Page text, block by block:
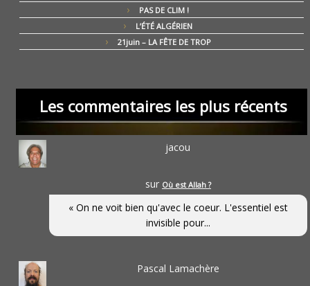
PAS DE CLIM !
L’ÉTÉ ALGÉRIEN
21juin – LA FÊTE DE TROP
Les commentaires les plus récents
jacou
sur Où est Allah ?
« On ne voit bien qu'avec le coeur. L'essentiel est
invisible pour...
Pascal Lamachère